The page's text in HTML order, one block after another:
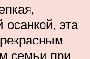
осанкой, эта
семьи при